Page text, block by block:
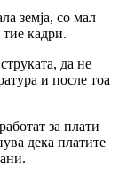
земја, со мал
тие кадри.
да не
и после тоа
за плати
дека платите